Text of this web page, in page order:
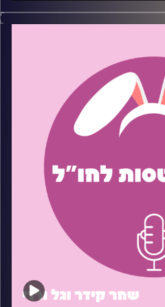
את החווה… בסדר, לא ממש.
על התמודדות עם שברון לב!
לב לחלוק את הטיפים
לב שבור ולהמשיך הלאה. מי
על איך לאחות לב שבור. ואם
אל תשתכרו ותשלחו לאקס